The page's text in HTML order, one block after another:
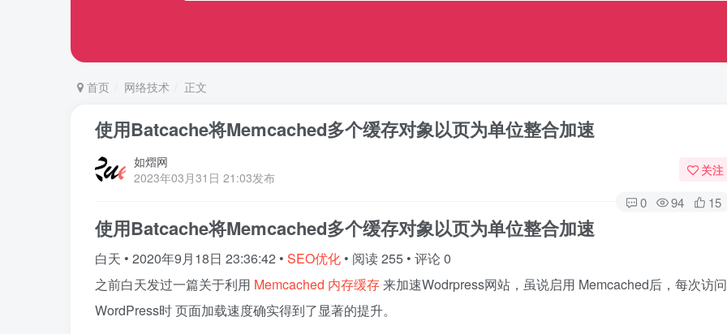
首页 网络技术 正文
使用Batcache将Memcached多个缓存对象以页为单位整合加速
如熠网
2023年03月31日 21:03发布
关注
0 94 15
使用Batcache将Memcached多个缓存对象以页为单位整合加速
白天 • 2020年9月18日 23:36:42 • SEO优化 • 阅读 255 • 评论 0
之前白天发过一篇关于利用 Memcached 内存缓存来加速Wodrpress网站，虽说启用 Memcached后，每次访问
WordPress时 页面加载速度确实得到了显著的提升。